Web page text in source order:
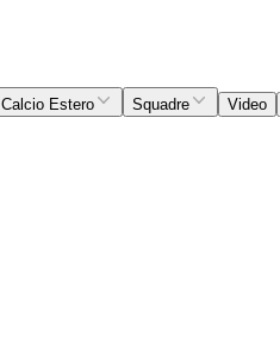
Calcio Estero Squadre Video